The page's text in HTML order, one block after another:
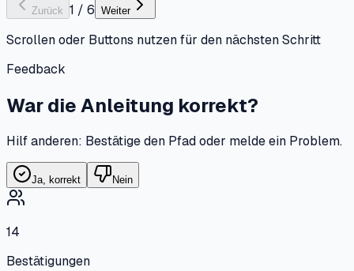
Zurück 1 / 6 Weiter
Scrollen oder Buttons nutzen für den nächsten Schritt
Feedback
War die Anleitung korrekt?
Hilf anderen: Bestätige den Pfad oder melde ein Problem.
Ja, korrekt Nein
14
Bestätigungen